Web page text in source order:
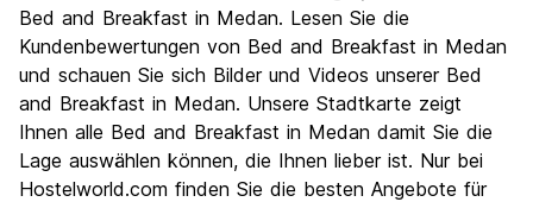
Kultur
Nachtleben / Party
4.0
Preis-Leistungsverhältnis
5.3
Bed and Breakfast in Medan. Lesen Sie die
Kundenbewertungen von Bed and Breakfast in Medan
und schauen Sie sich Bilder und Videos unserer Bed
and Breakfast in Medan. Unsere Stadtkarte zeigt
Ihnen alle Bed and Breakfast in Medan damit Sie die
Lage auswählen können, die Ihnen lieber ist. Nur bei
Hostelworld.com finden Sie die besten Angebote für